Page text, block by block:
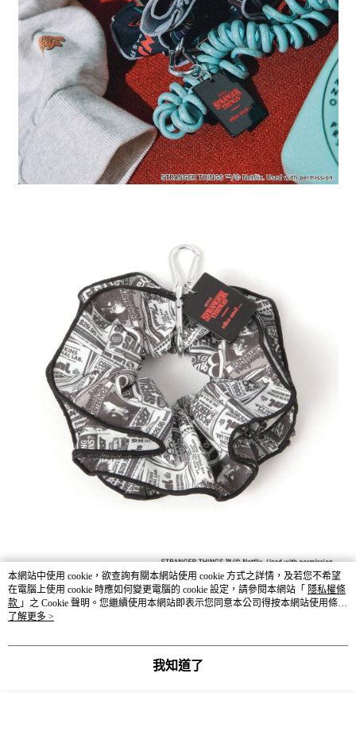
本網站中使用 cookie，欲查詢有關本網站使用 cookie 方式之詳情，及若您不希望
在電腦上使用 cookie 時應如何變更電腦的 cookie 設定，請參閱本網站「 隱私權條
款 」之 Cookie 聲明。您繼續使用本網站即表示您同意本公司得按本網站使用條款
之 Cookie 聲明使用 cookie。
了解更多 >
我知道了